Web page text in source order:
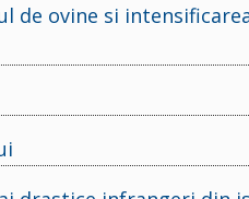
de ovine si